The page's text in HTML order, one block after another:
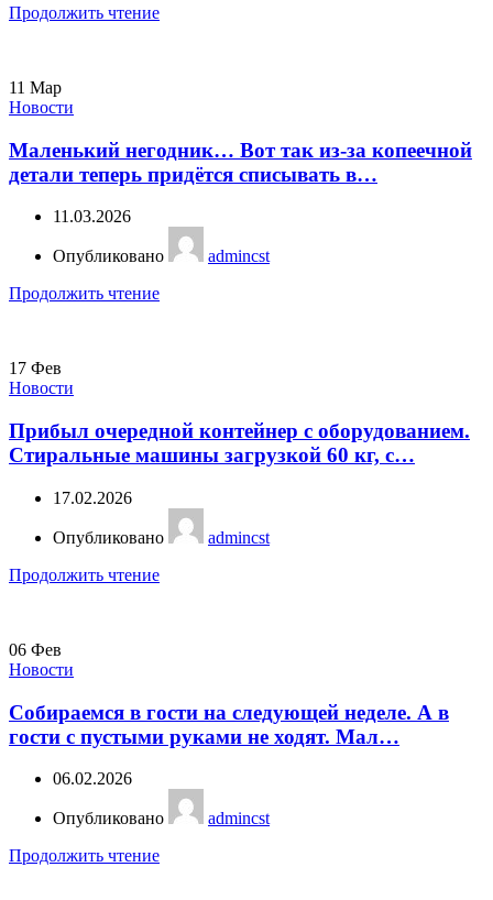
Продолжить чтение
11 Мар
Новости
Маленький негодник… Вот так из-за копеечной
детали теперь придётся списывать в…
11.03.2026
Опубликовано
admincst
Продолжить чтение
17 Фев
Новости
Прибыл очередной контейнер с оборудованием.
Стиральные машины загрузкой 60 кг, с…
17.02.2026
Опубликовано
admincst
Продолжить чтение
06 Фев
Новости
Собираемся в гости на следующей неделе. А в
гости с пустыми руками не ходят. Мал…
06.02.2026
Опубликовано
admincst
Продолжить чтение